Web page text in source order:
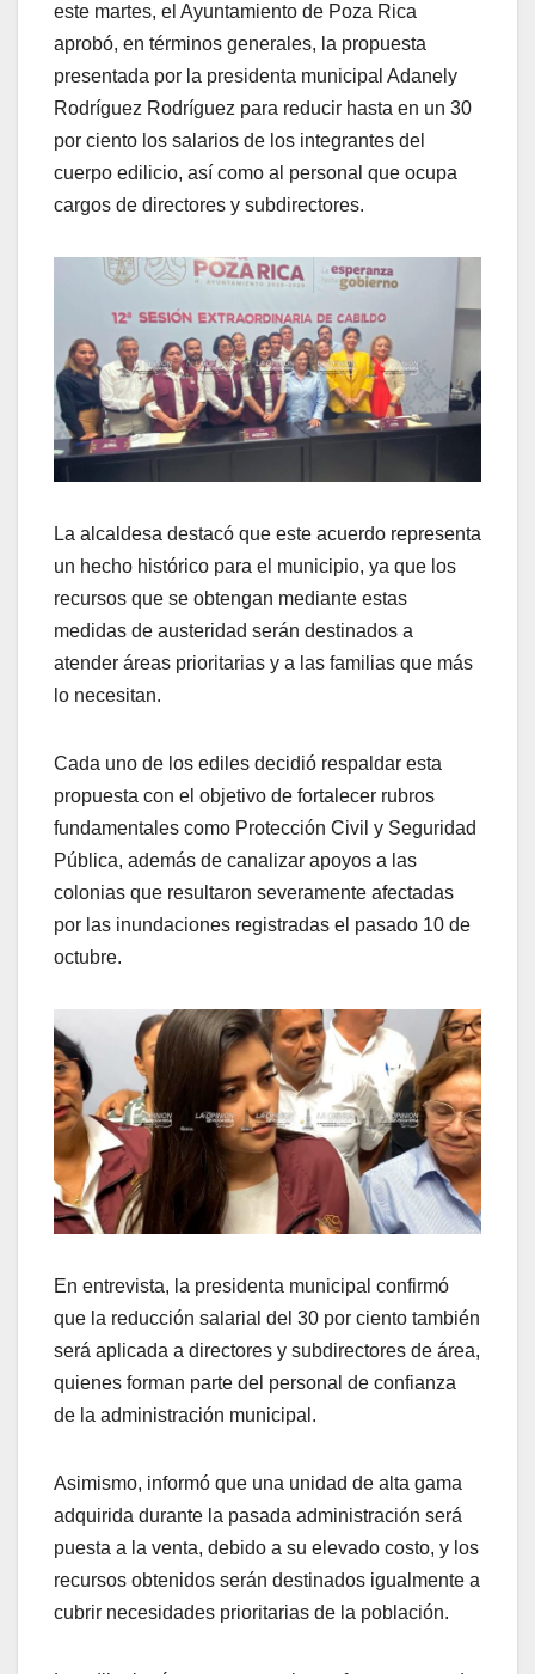
este martes, el Ayuntamiento de Poza Rica
aprobó, en términos generales, la propuesta
presentada por la presidenta municipal Adanely
Rodríguez Rodríguez para reducir hasta en un 30
por ciento los salarios de los integrantes del
cuerpo edilicio, así como al personal que ocupa
cargos de directores y subdirectores.
La alcaldesa destacó que este acuerdo representa
un hecho histórico para el municipio, ya que los
recursos que se obtengan mediante estas
medidas de austeridad serán destinados a
atender áreas prioritarias y a las familias que más
lo necesitan.
Cada uno de los ediles decidió respaldar esta
propuesta con el objetivo de fortalecer rubros
fundamentales como Protección Civil y Seguridad
Pública, además de canalizar apoyos a las
colonias que resultaron severamente afectadas
por las inundaciones registradas el pasado 10 de
octubre.
En entrevista, la presidenta municipal confirmó
que la reducción salarial del 30 por ciento también
será aplicada a directores y subdirectores de área,
quienes forman parte del personal de confianza
de la administración municipal.
Asimismo, informó que una unidad de alta gama
adquirida durante la pasada administración será
puesta a la venta, debido a su elevado costo, y los
recursos obtenidos serán destinados igualmente a
cubrir necesidades prioritarias de la población.